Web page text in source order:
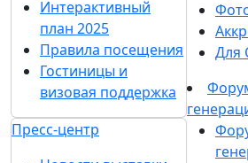
Интерактивный
план 2025
Правила посещения
Гостиницы и
визовая поддержка
Пресс-центр
Для